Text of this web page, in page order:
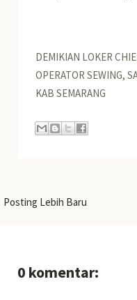
DEMIKIAN LOKER
OPERATOR SEWING,
KAB SEMARANG
Posting Lebih Baru
0 komentar: